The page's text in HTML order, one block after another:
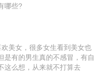
哪些?
美女，很多女生看到美女也
是有的男生真的不感冒，有自
这么想，从来就不打算去